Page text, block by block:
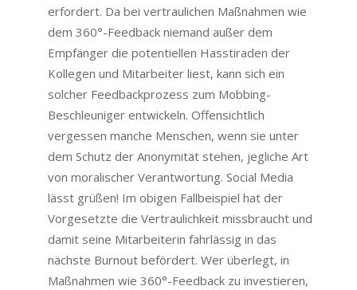
erfordert. Da bei vertraulichen Maßnahmen wie
dem 360°-Feedback niemand außer dem
Empfänger die potentiellen Hasstiraden der
Kollegen und Mitarbeiter liest, kann sich ein
solcher Feedbackprozess zum Mobbing-
Beschleuniger entwickeln. Offensichtlich
vergessen manche Menschen, wenn sie unter
dem Schutz der Anonymität stehen, jegliche Art
von moralischer Verantwortung. Social Media
lässt grüßen! Im obigen Fallbeispiel hat der
Vorgesetzte die Vertraulichkeit missbraucht und
damit seine Mitarbeiterin fahrlässig in das
nächste Burnout befördert. Wer überlegt, in
Maßnahmen wie 360°-Feedback zu investieren,